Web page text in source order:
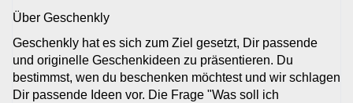
Über Geschenkly
Geschenkly hat es sich zum Ziel gesetzt, Dir passende
und originelle Geschenkideen zu präsentieren. Du
bestimmst, wen du beschenken möchtest und wir schlagen
Dir passende Ideen vor. Die Frage "Was soll ich